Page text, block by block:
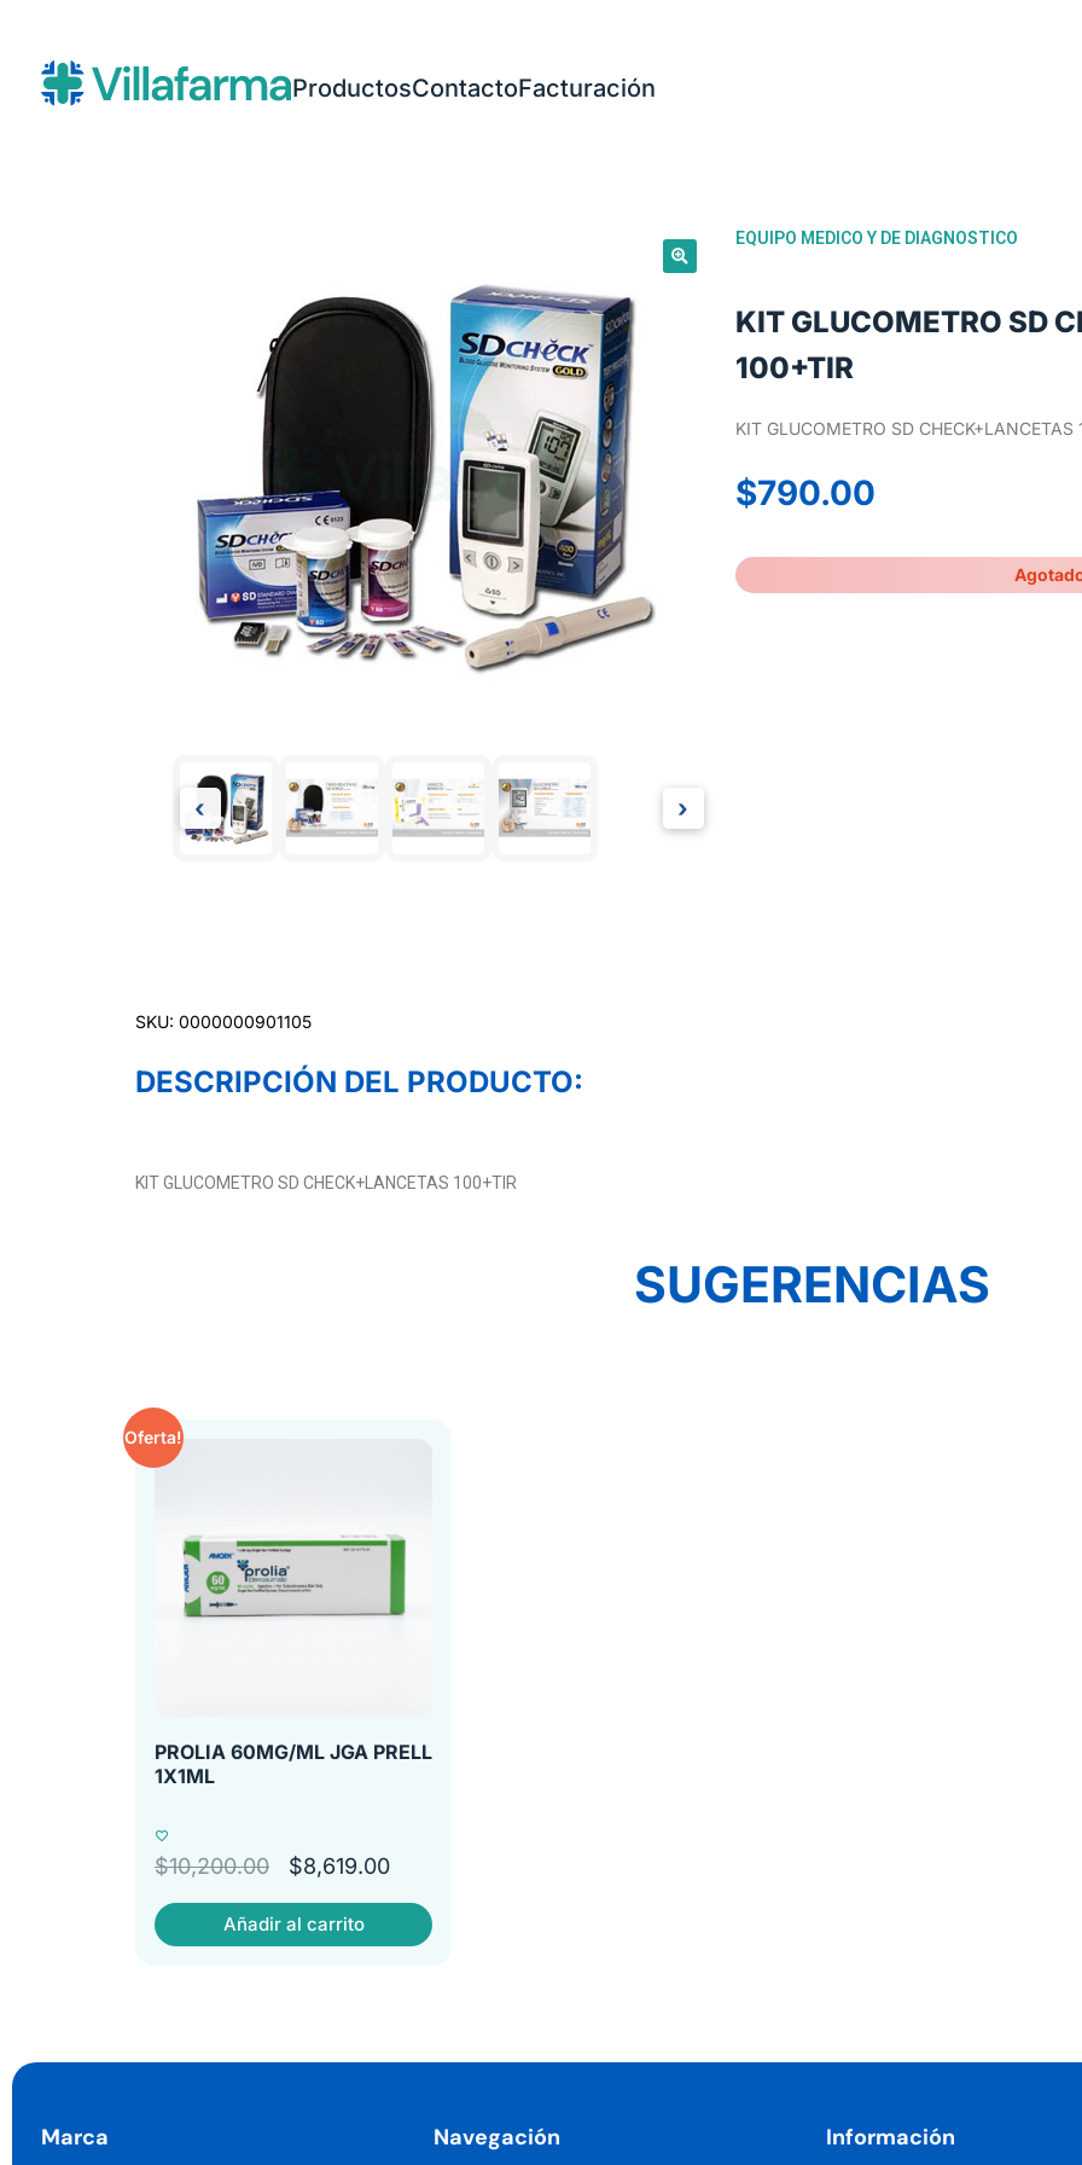
ProductosContactoFacturación
‹ ›
EQUIPO MEDICO Y DE DIAGNOSTICO
KIT GLUCOMETRO SD
100+TIR
KIT GLUCOMETRO SD CHECK+LANCETAS
$790.00
SKU: 0000000901105
DESCRIPCIÓN DEL PRODUCTO:
KIT GLUCOMETRO SD CHECK+LANCETAS 100+TIR
SUGERENCIAS
Oferta!
PROLIA 60MG/ML JGA PRELL
1X1ML
$10,200.00 $8,619.00
Añadir al carrito
Marca Navegación Información